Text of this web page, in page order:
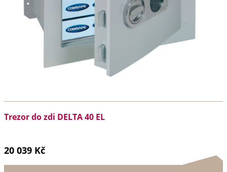
Trezor do zdi DELTA 40 EL
20 039 Kč